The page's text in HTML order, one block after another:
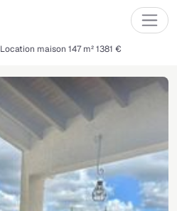
Location maison 147 m² 1381 €